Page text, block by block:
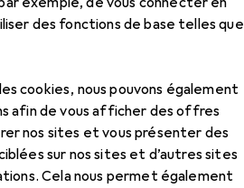
des fonctions de base telles que
cookies, nous pouvons également
afin de vous afficher des offres
nos sites et vous présenter des
sur nos sites et d’autres sites
Cela nous permet également
Techly
compatibles avec le
HDMI de la catégorie Câble